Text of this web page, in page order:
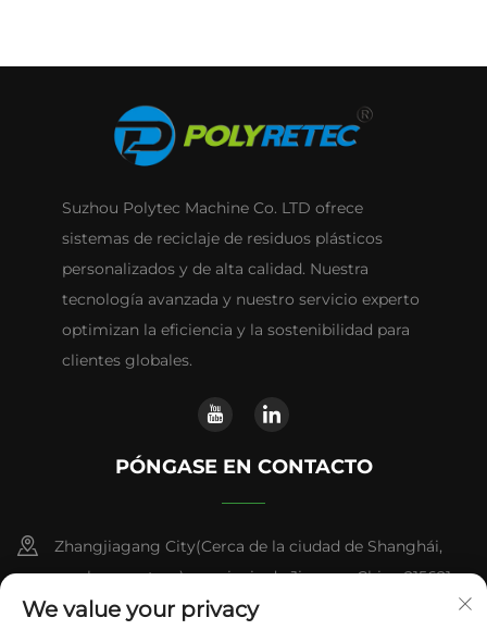
Suzhou Polytec Machine Co. LTD ofrece
sistemas de reciclaje de residuos plásticos
personalizados y de alta calidad. Nuestra
tecnología avanzada y nuestro servicio experto
optimizan la eficiencia y la sostenibilidad para
clientes globales.
PÓNGASE EN CONTACTO
Zhangjiagang City(Cerca de la ciudad de Shanghái,
una hora en tren), provincia de Jiangsu, China 215621
+86-13338664103
We value your privacy